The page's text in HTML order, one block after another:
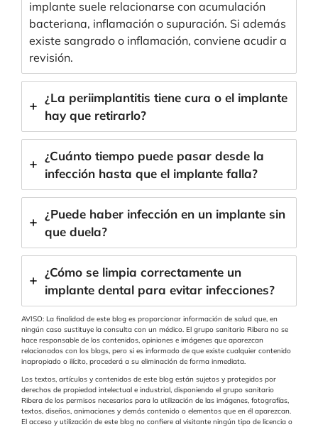
implante suele relacionarse con acumulación
bacteriana, inflamación o supuración. Si además
existe sangrado o inflamación, conviene acudir a
revisión.
¿La periimplantitis tiene cura o el implante
hay que retirarlo?
¿Cuánto tiempo puede pasar desde la
infección hasta que el implante falla?
¿Puede haber infección en un implante sin
que duela?
¿Cómo se limpia correctamente un
implante dental para evitar infecciones?
AVISO: La finalidad de este blog es proporcionar información de salud que, en
ningún caso sustituye la consulta con un médico. El grupo sanitario Ribera no se
hace responsable de los contenidos, opiniones e imágenes que aparezcan
relacionados con los blogs, pero si es informado de que existe cualquier contenido
inapropiado o ilícito, procederá a su eliminación de forma inmediata.
Los textos, artículos y contenidos de este blog están sujetos y protegidos por
derechos de propiedad intelectual e industrial, disponiendo el grupo sanitario
Ribera de los permisos necesarios para la utilización de las imágenes, fotografías,
textos, diseños, animaciones y demás contenido o elementos que en él aparezcan.
El acceso y utilización de este blog no confiere al visitante ningún tipo de licencia o